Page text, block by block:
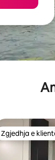
Zgjedhja e
Zgjedhja e